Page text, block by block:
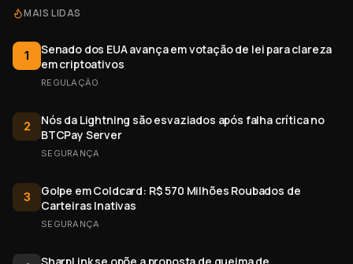
MAIS LIDAS
1
Senado dos EUA avança em votação de lei para clareza
em criptoativos
REGULAÇÃO
2
Nós da Lightning são esvaziados após falha crítica no
BTCPay Server
SEGURANÇA
3
Golpe em Coldcard: R$ 570 Milhões Roubados de
Carteiras Inativas
SEGURANÇA